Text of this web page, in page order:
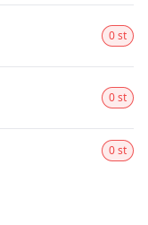
0 st
0 st
0 st